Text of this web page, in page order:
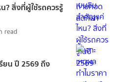
? สิ่งที่ผู้ใช้รถควรรู้
read
ยน ปี 2569 ถึง